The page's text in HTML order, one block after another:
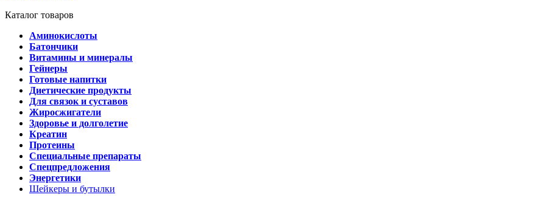
Каталог товаров
Аминокислоты
Батончики
Витамины и минералы
Гейнеры
Готовые напитки
Диетические продукты
Для связок и суставов
Жиросжигатели
Здоровье и долголетие
Креатин
Протеины
Специальные препараты
Спецпредложения
Энергетики
Шейкеры и бутылки